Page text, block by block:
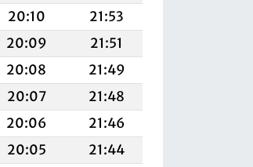
20:10
21:53
20:09
21:51
20:08
21:49
20:07
21:48
20:06
21:46
20:05
21:44